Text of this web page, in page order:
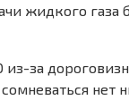
жидкого газа
за
нет